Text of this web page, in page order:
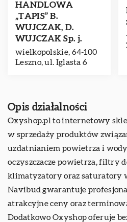
HANDLOWA
„TAPIS” B.
WUJCZAK, D.
WUJCZAK Sp. j.
wielkopolskie, 64-100
Leszno, ul. Iglasta 6
Opis działalności
Oxyshop.pl to internetowy
w sprzedaży produktów
uzdatnianiem powietrza i
oczyszczacze powietrza, filtry
klimatyzatory oraz saturatory
Navibud gwarantuje
atrakcyjne ceny oraz
Dodatkowo Oxyshop oferuje